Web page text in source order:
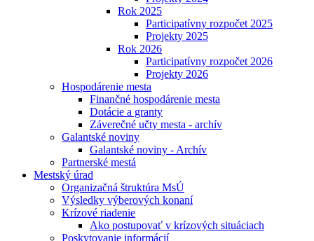
Rok 2025
Participatívny rozpočet 2025
Projekty 2025
Rok 2026
Participatívny rozpočet 2026
Projekty 2026
Hospodárenie mesta
Finančné hospodárenie mesta
Dotácie a granty
Záverečné učty mesta - archív
Galantské noviny
Galantské noviny - Archív
Partnerské mestá
Mestský úrad
Organizačná štruktúra MsÚ
Výsledky výberových konaní
Krízové riadenie
Ako postupovať v krízových situáciach
Poskytovanie informácií